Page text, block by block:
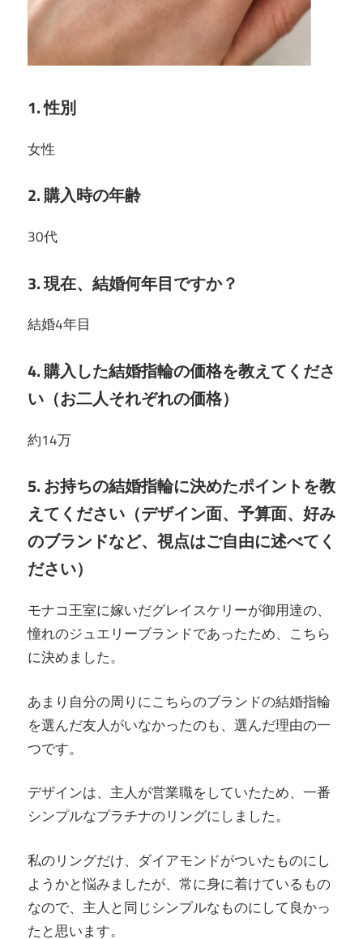
1. 性別
女性
2. 購入時の年齢
30代
3. 現在、結婚何年目ですか？
結婚4年目
4. 購入した結婚指輪の価格を教えてくださ
い（お二人それぞれの価格）
約14万
5. お持ちの結婚指輪に決めたポイントを教
えてください（デザイン面、予算面、好み
のブランドなど、視点はご自由に述べてく
ださい）
モナコ王室に嫁いだグレイスケリーが御用達の、
憧れのジュエリーブランドであったため、こちら
に決めました。
あまり自分の周りにこちらのブランドの結婚指輪
を選んだ友人がいなかったのも、選んだ理由の一
つです。
デザインは、主人が営業職をしていたため、一番
シンプルなプラチナのリングにしました。
私のリングだけ、ダイアモンドがついたものにし
ようかと悩みましたが、常に身に着けているもの
なので、主人と同じシンプルなものにして良かっ
たと思います。